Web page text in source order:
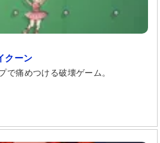
クーン
で痛めつける破壊ゲーム。